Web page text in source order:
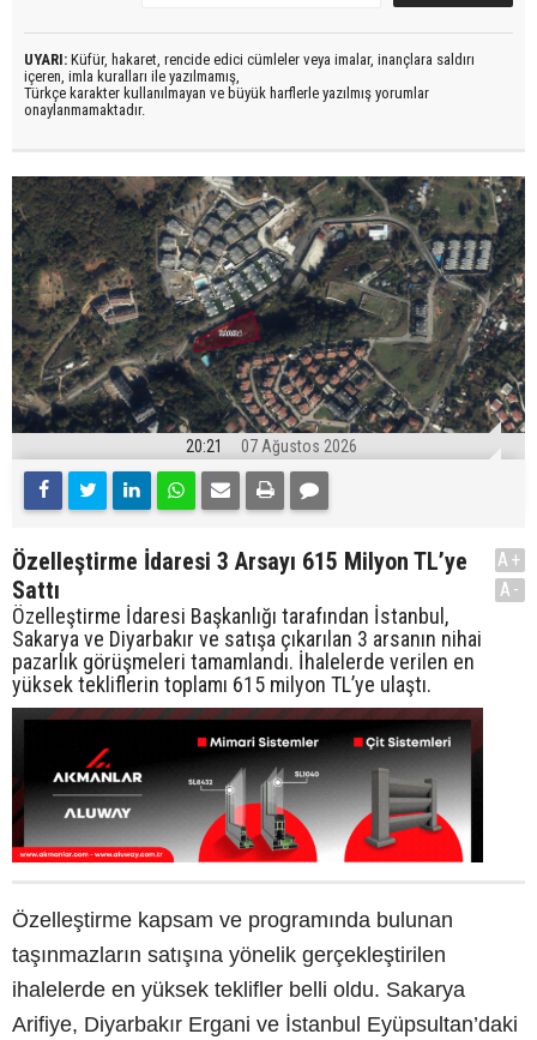
UYARI: Küfür, hakaret, rencide edici cümleler veya imalar, inançlara saldırı
içeren, imla kuralları ile yazılmamış,
Türkçe karakter kullanılmayan ve büyük harflerle yazılmış yorumlar
onaylanmamaktadır.
20:21 07 Ağustos 2026
Özelleştirme İdaresi 3 Arsayı 615 Milyon TL’ye
Sattı
Özelleştirme İdaresi Başkanlığı tarafından İstanbul,
Sakarya ve Diyarbakır ve satışa çıkarılan 3 arsanın nihai
pazarlık görüşmeleri tamamlandı. İhalelerde verilen en
yüksek tekliflerin toplamı 615 milyon TL’ye ulaştı.
A+
A-
Özelleştirme kapsam ve programında bulunan
taşınmazların satışına yönelik gerçekleştirilen
ihalelerde en yüksek teklifler belli oldu. Sakarya
Arifiye, Diyarbakır Ergani ve İstanbul Eyüpsultan’daki